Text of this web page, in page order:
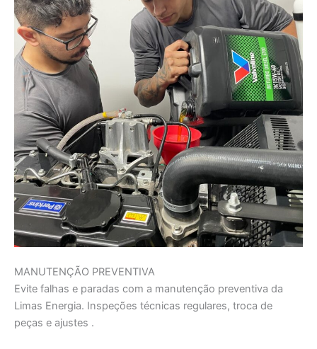
MANUTENÇÃO PREVENTIVA
Evite falhas e paradas com a manutenção preventiva da
Limas Energia. Inspeções técnicas regulares, troca de
peças e ajustes .